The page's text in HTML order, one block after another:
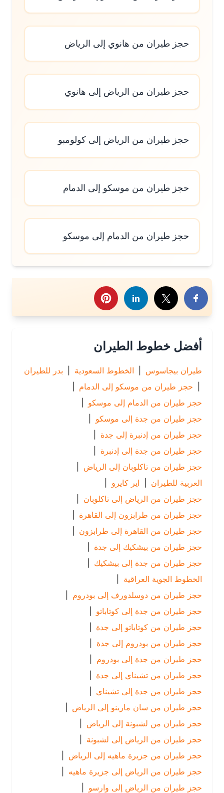
حجز طيران من هانوي إلى الرياض
حجز طيران من الرياض إلى هانوي
حجز طيران من الرياض إلى كولومبو
حجز طيران من موسكو إلى الدمام
حجز طيران من الدمام إلى موسكو
هذا الموضوع
أفضل خطوط الطيران
طيران بيجاسوس | الخطوط السعودية | بدر للطيران
حجز طيران من موسكو إلى الدمام
|
حجز طيران من الدمام إلى موسكو |
حجز طيران من جدة إلى موسكو |
حجز طيران من إدنبرة إلى جدة
حجز طيران من جدة إلى إدنبرة |
حجز طيران من تاكلوبان إلى الرياض
|
العربية للطيران | اير كايرو
|
حجز طيران من الرياض إلى تاكلوبان |
حجز طيران من طرابزون إلى القاهرة |
حجز طيران من القاهرة إلى طرابزون |
حجز طيران من بيشكيك إلى جدة
حجز طيران من جدة إلى بيشكيك |
الخطوط الجوية العراقية
حجز طيران من دوسلدورف إلى بودروم |
حجز طيران من جدة إلى كوتاباتو |
حجز طيران من كوتاباتو إلى جدة
حجز طيران من بودروم إلى جدة
حجز طيران من جدة إلى بودروم |
حجز طيران من تشيناي إلى جدة
حجز طيران من جدة إلى تشيناي |
حجز طيران من سان مارينو إلى الرياض
|
حجز طيران من لشبونة إلى الرياض
|
حجز طيران من الرياض إلى لشبونة |
حجز طيران من جزيرة ماهيه إلى الرياض
|
حجز طيران من الرياض إلى جزيرة ماهيه |
حجز طيران من الرياض إلى وارسو
|